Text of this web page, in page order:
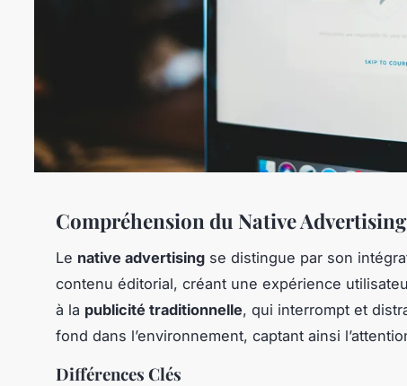
Compréhension du Native Advertising
Le native advertising se distingue par son
contenu éditorial, créant une expérience
à la publicité traditionnelle, qui interrompt et
fond dans l’environnement, captant ainsi
Différences Clés